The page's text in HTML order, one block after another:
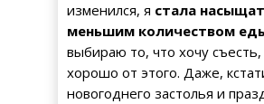
изменился, я стала
меньшим количеством
выбираю то, что хочу
хорошо от этого. Даже,
новогоднего застолья и